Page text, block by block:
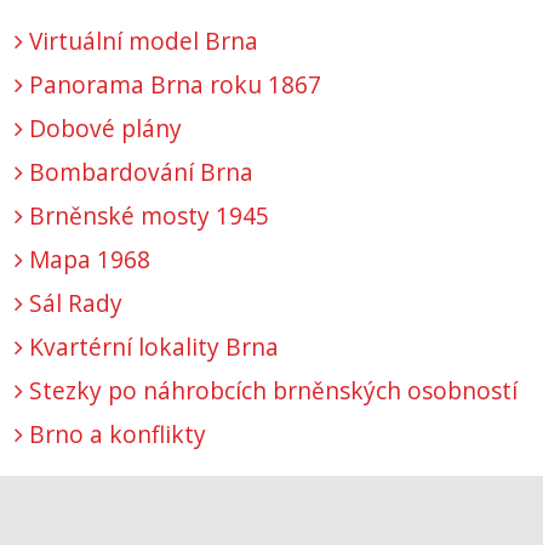
Virtuální model Brna
Panorama Brna roku 1867
Dobové plány
Bombardování Brna
Brněnské mosty 1945
Mapa 1968
Sál Rady
Kvartérní lokality Brna
Stezky po náhrobcích brněnských osobností
Brno a konflikty